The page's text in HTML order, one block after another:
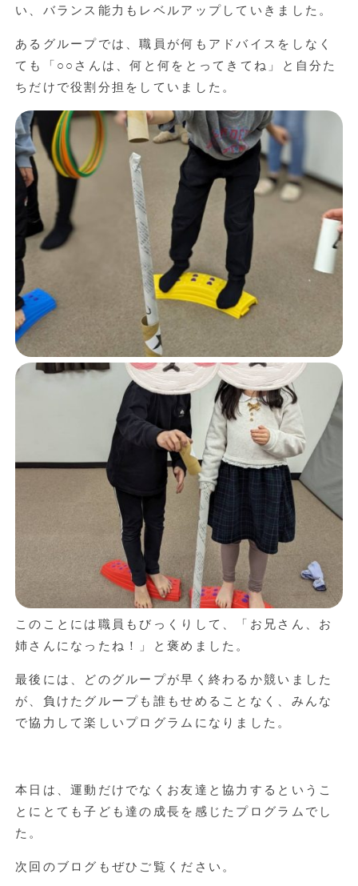
い、バランス能力もレベルアップしていきました。
あるグループでは、職員が何もアドバイスをしなく
ても「○○さんは、何と何をとってきてね」と自分た
ちだけで役割分担をしていました。
このことには職員もびっくりして、「お兄さん、お
姉さんになったね！」と褒めました。
最後には、どのグループが早く終わるか競いました
が、負けたグループも誰もせめることなく、みんな
で協力して楽しいプログラムになりました。
本日は、運動だけでなくお友達と協力するというこ
とにとても子ども達の成長を感じたプログラムでし
た。
次回のブログもぜひご覧ください。